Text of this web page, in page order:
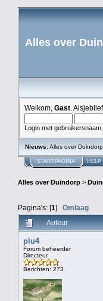
Alles over
Welkom, Gast .
Login met
Nieuws: Alles over
STARTPAGINA HELP
Alles over Duindorp >
Pagina's: [1] Omlaag
Auteur
plu4
Forum beheerder
Directeur
Berichten: 273